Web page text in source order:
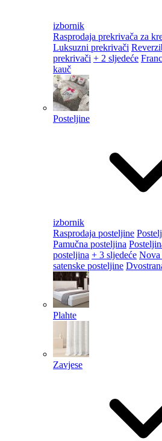
izbornik
Rasprodaja prekrivača za
Luksuzni prekrivači
prekrivači + 2 sljedeće
kauč
Posteljine
izbornik
Rasprodaja posteljine
Pamučna posteljina
posteljina + 3 sljedeće Nova
satenske posteljine
Plahte
Zavjese